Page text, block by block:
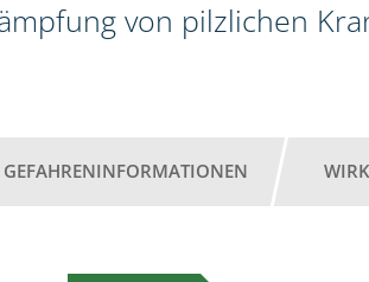
von pilzlichen
GEFAHRENINFORMATIONEN